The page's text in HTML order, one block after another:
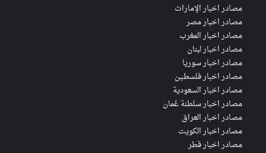
مصادر اخبار الإمارات
مصادر اخبار مصر
مصادر اخبار المغرب
مصادر اخبار لبنان
مصادر اخبار سوريا
مصادر اخبار فلسطين
مصادر اخبار السعودية
مصادر اخبار سلطنة عُمان
مصادر اخبار العراق
مصادر اخبار الكويت
مصادر اخبار قطر